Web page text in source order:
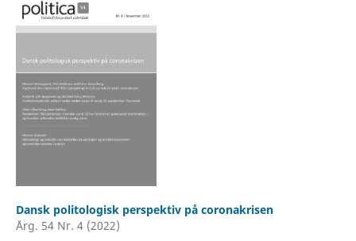
Dansk politologisk perspektiv på coronakrisen
Årg. 54 Nr. 4 (2022)